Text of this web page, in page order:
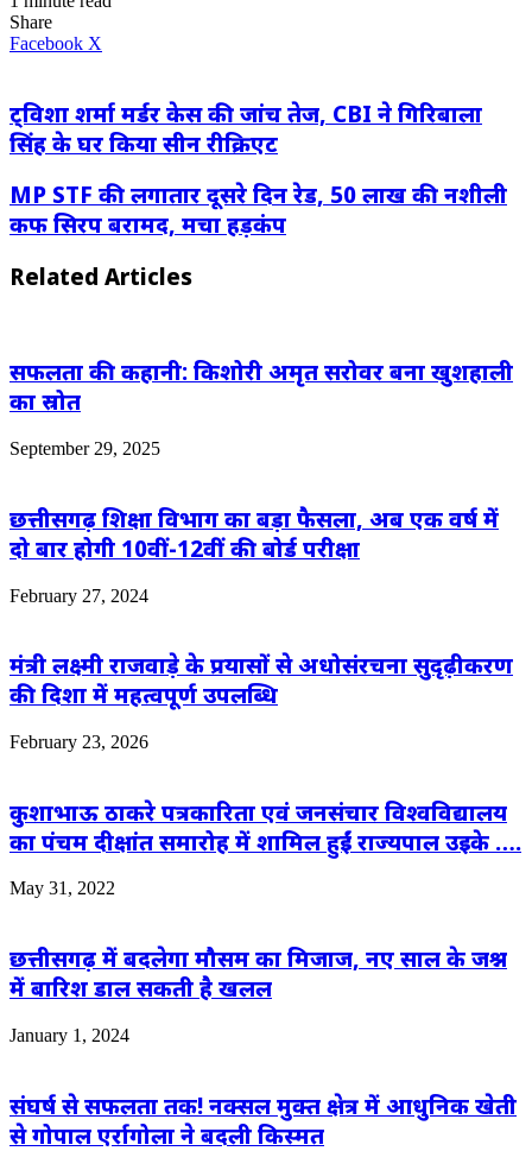
Share
Facebook X
ट्विशा शर्मा मर्डर केस की जांच तेज, CBI ने गिरिबाला
सिंह के घर किया सीन रीक्रिएट
MP STF की लगातार दूसरे दिन रेड, 50 लाख की नशीली
कफ सिरप बरामद, मचा हड़कंप
Related Articles
सफलता की कहानी: किशोरी अमृत सरोवर बना खुशहाली
का स्रोत
September 29, 2025
छत्तीसगढ़ शिक्षा विभाग का बड़ा फैसला, अब एक वर्ष में
दो बार होगी 10वीं-12वीं की बोर्ड परीक्षा
February 27, 2024
मंत्री लक्ष्मी राजवाड़े के प्रयासों से अधोसंरचना सुदृढ़ीकरण
की दिशा में महत्वपूर्ण उपलब्धि
February 23, 2026
कुशाभाऊ ठाकरे पत्रकारिता एवं जनसंचार विश्वविद्यालय
का पंचम दीक्षांत समारोह में शामिल हुईं राज्यपाल उइके ….
May 31, 2022
छत्तीसगढ़ में बदलेगा मौसम का मिजाज, नए साल के जश्न
में बारिश डाल सकती है खलल
January 1, 2024
संघर्ष से सफलता तक! नक्सल मुक्त क्षेत्र में आधुनिक खेती
से गोपाल एर्रागोला ने बदली किस्मत